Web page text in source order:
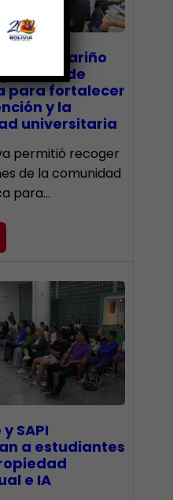
Mariño
de
para fortalecer
y la
universitaria
permitió recoger
de la comunidad
para…
SAPI
a estudiantes
e IA